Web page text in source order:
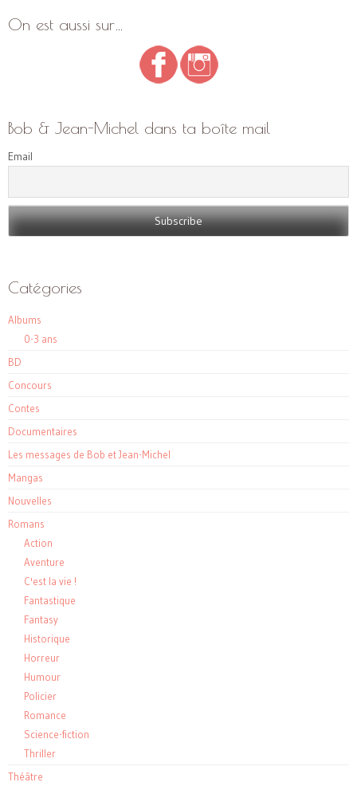
On est aussi sur…
Bob & Jean-Michel dans ta boîte mail
Email
Catégories
Albums
0-3 ans
BD
Concours
Contes
Documentaires
Les messages de Bob et Jean-Michel
Mangas
Nouvelles
Romans
Action
Aventure
C'est la vie !
Fantastique
Fantasy
Historique
Horreur
Humour
Policier
Romance
Science-fiction
Thriller
Théâtre